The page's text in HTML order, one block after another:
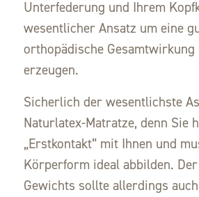
Unterfederung und Ihrem
wesentlicher Ansatz um eine
orthopädische Gesamtwirkung
erzeugen.
Sicherlich der wesentlichste
Naturlatex-Matratze, denn Sie
„Erstkontakt“ mit Ihnen und
Körperform ideal abbilden.
Gewichts sollte allerdings